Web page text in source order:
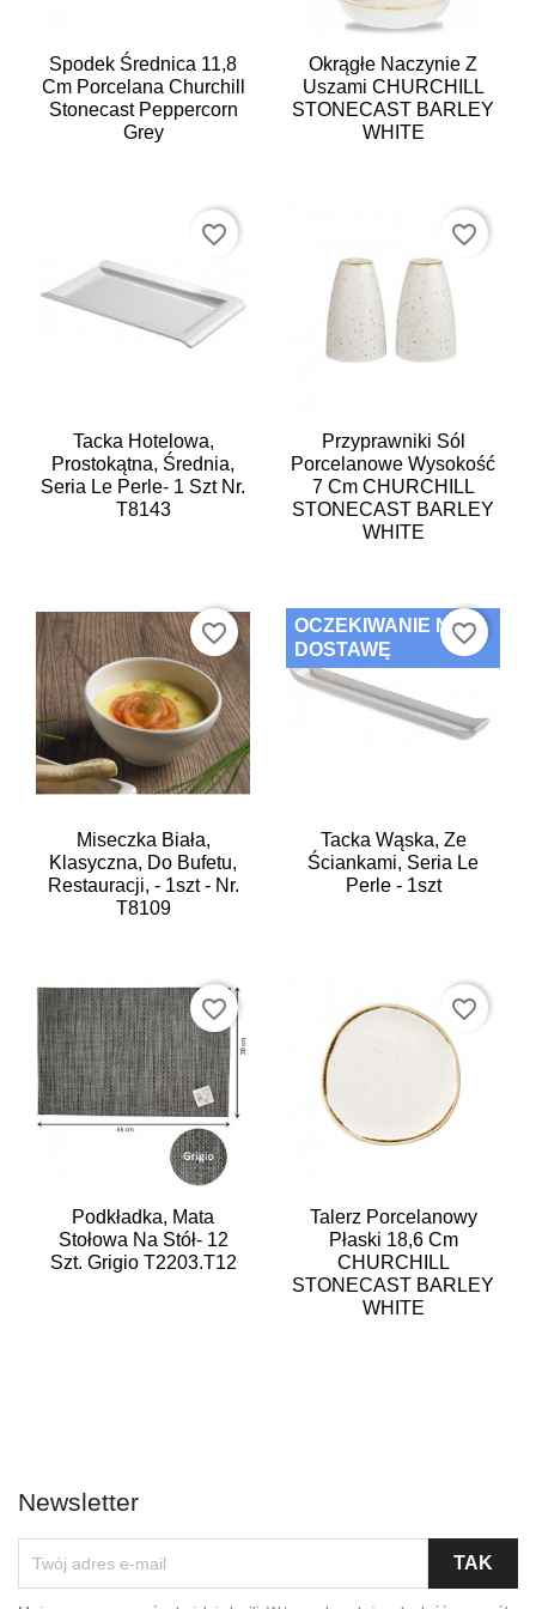
Spodek Średnica 11,8
Cm Porcelana Churchill
Stonecast Peppercorn
Grey
Okrągłe Naczynie Z
Uszami CHURCHILL
STONECAST BARLEY
WHITE
Tacka Hotelowa,
Prostokątna, Średnia,
Seria Le Perle- 1 Szt Nr.
T8143
favorite_border
Przyprawniki Sól
Porcelanowe Wysokość
7 Cm CHURCHILL
STONECAST BARLEY
WHITE
favorite_border
Miseczka Biała,
Klasyczna, Do Bufetu,
Restauracji, - 1szt - Nr.
T8109
favorite_border
Tacka Wąska, Ze
Ściankami, Seria Le
Perle - 1szt
OCZEKIWANIE NA
DOSTAWĘ
favorite_border
Podkładka, Mata
Stołowa Na Stół- 12
Szt. Grigio T2203.T12
favorite_border
Talerz Porcelanowy
Płaski 18,6 Cm
CHURCHILL
STONECAST BARLEY
WHITE
favorite_border
Newsletter